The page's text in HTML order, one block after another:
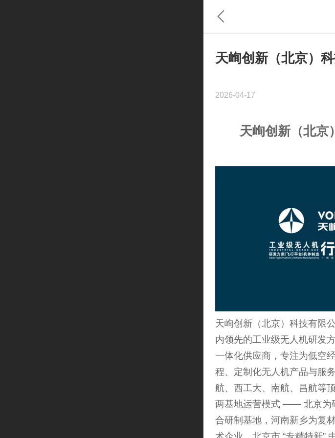
天峋创新（北京）
2026-04-17
天峋创新（北京
天峋创新（北京）科技有限
内领先的工业级无人机研发
一体化供应商，专注为低空
程、定制化无人机产品与服
航、西工大、南航、昌航等
两基地运营模式 —— 北京为
合研制基地，河南新乡为复